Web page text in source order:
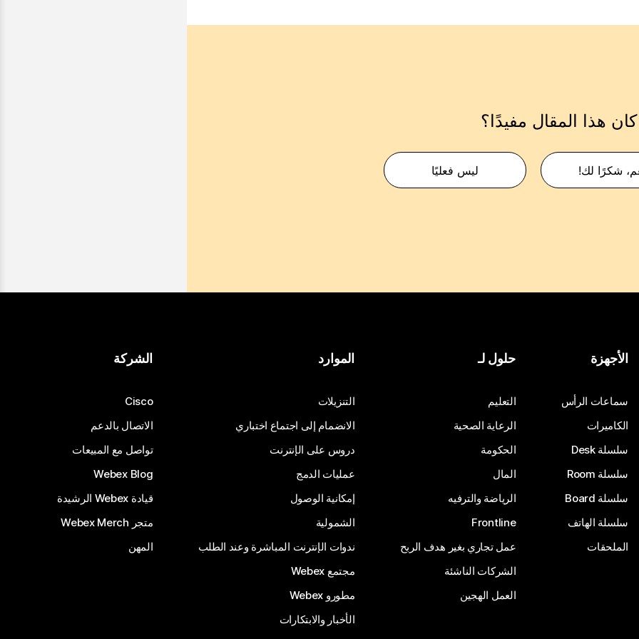
هذا المقال مفيدًا؟
شكرًا لك! ليس فعليًا
الأجهزة
سماعات الرأس
الكاميرات
سلسلة Desk
سلسلة Room
سلسلة Board
سلسلة الهاتف
الملحقات
حلول لـ
التعليم
الرعاية الصحية
الحكومة
المال
الرياضة والترفيه
Frontline
عمل تجاري بغير هدف الربح
الشركات الناشئة
العمل الهجين
الموارد
التنزيلات
الانضمام إلى اجتماع اختباري
دروس على الإنترنت
عمليات الدمج
إمكانية الوصول
الشمولية
ندوات الإنترنت المباشرة وعند الطلب
مجتمع Webex
مطورو Webex
الأخبار والابتكارات
الشركة
Cisco
الاتصال بالدعم
تواصل مع المبيعات
Webex Blog
قيادة Webex الرشيدة
متجر Webex Merch
المهن